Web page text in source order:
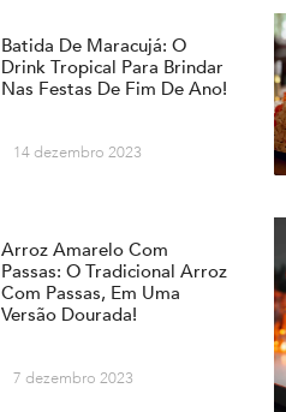
Batida De Maracujá: O
Drink Tropical Para Brindar
Nas Festas De Fim De Ano!
14 dezembro 2023
Arroz Amarelo Com
Passas: O Tradicional Arroz
Com Passas, Em Uma
Versão Dourada!
7 dezembro 2023